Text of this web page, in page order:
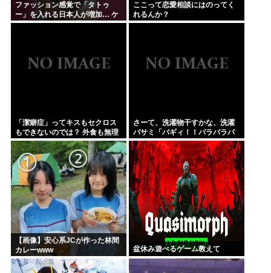
ファッション感覚で「タトゥ
ー」を入れる日本人が増加… ケ
ンモメンの意見を聞きたい。
ここって恋愛相談にはのってく
れるんか？
「潔癖症」ってキスもセクロス
もできないのでは？ 外食も無理
だろ。
さーて、洗濯物干すかな、洗濯
バサミ「バギィ！！パラパラパ
ラパラ」
【画像】安心系JCが作った林間
カレーwww
盆休み遊べるゲーム教えて